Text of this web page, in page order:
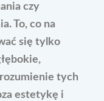
czy
To, co na
się tylko
tych
estetykę i